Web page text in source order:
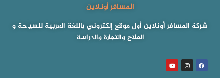
المسافر أونلاين
شركة المسافر أونلاين أول موقع إلكتروني باللغة العربية للسياحة و
العلاج والتجارة والدراسة